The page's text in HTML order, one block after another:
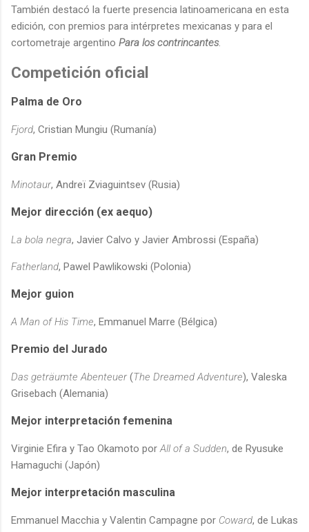
También destacó la fuerte presencia latinoamericana en esta
edición, con premios para intérpretes mexicanas y para el
cortometraje argentino Para los contrincantes.
Competición oficial
Palma de Oro
Fjord, Cristian Mungiu (Rumanía)
Gran Premio
Minotaur, Andreï Zviaguintsev (Rusia)
Mejor dirección (ex aequo)
La bola negra, Javier Calvo y Javier Ambrossi (España)
Fatherland, Pawel Pawlikowski (Polonia)
Mejor guion
A Man of His Time, Emmanuel Marre (Bélgica)
Premio del Jurado
Das geträumte Abenteuer(The Dreamed Adventure), Valeska
Grisebach (Alemania)
Mejor interpretación femenina
Virginie Efira y Tao Okamoto por All of a Sudden, de Ryusuke
Hamaguchi (Japón)
Mejor interpretación masculina
Emmanuel Macchia y Valentin Campagne por Coward, de Lukas